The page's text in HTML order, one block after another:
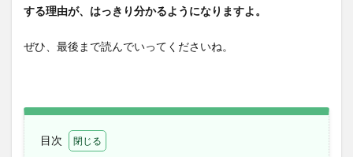
する理由が、はっきり分かるようになりますよ。
ぜひ、最後まで読んでいってくださいね。
目次